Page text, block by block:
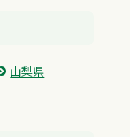
山梨県